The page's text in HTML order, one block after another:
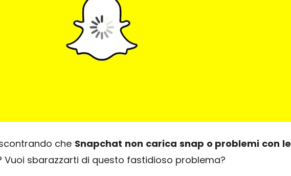
che Snapchat non carica snap o problemi con le
Vuoi sbarazzarti di questo fastidioso problema?